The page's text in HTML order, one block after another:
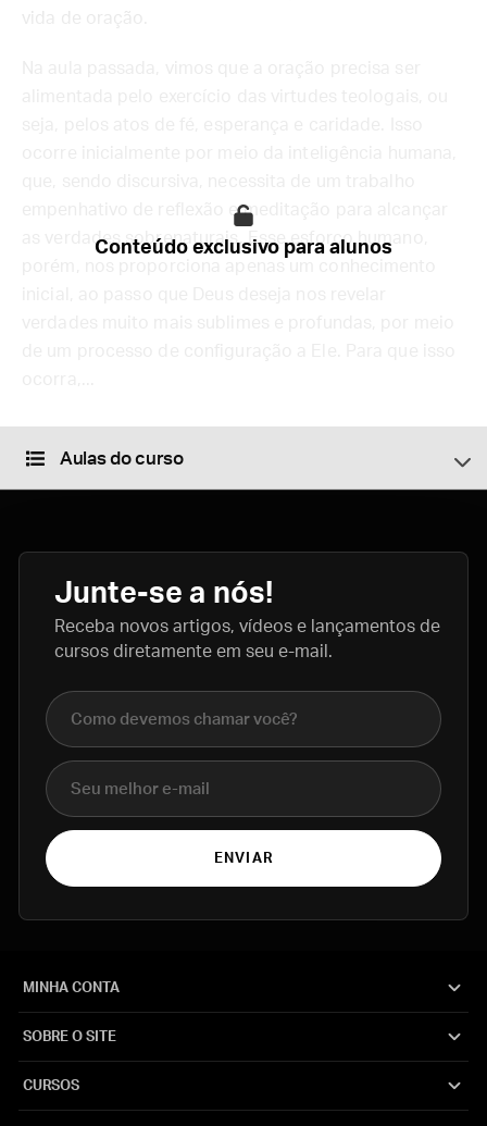
empenhativo de reflexão e meditação para alcançar
as verdades sobrenaturais. Esse esforço humano,
Conteúdo exclusivo para alunos
Aulas do curso
Junte-se a nós!
Receba novos artigos, vídeos e lançamentos de
cursos diretamente em seu e-mail.
Nome completo
E-mail
ENVIAR
MINHA CONTA
SOBRE O SITE
CURSOS